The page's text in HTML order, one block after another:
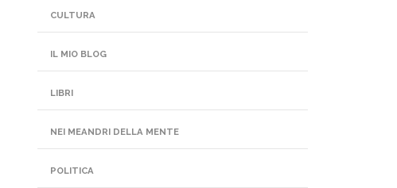
CULTURA
IL MIO BLOG
LIBRI
NEI MEANDRI DELLA MENTE
POLITICA